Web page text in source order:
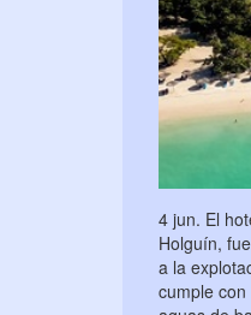
4 jun. El
Holguín,
a la
cumple